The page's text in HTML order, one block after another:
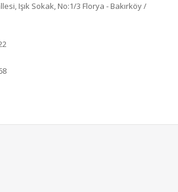
Işık Sokak, No:1/3 Florya - Bakırköy /